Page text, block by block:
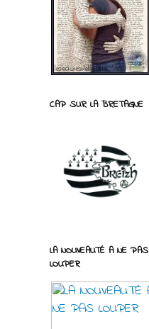
CAP SUR LA BRETAGNE
LA NOUVEAUTÉ A NE PAS
LOUPER